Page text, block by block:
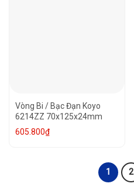
Vòng Bi / Bạc Đạn Koyo
6214ZZ 70x125x24mm
605.800₫
1 2